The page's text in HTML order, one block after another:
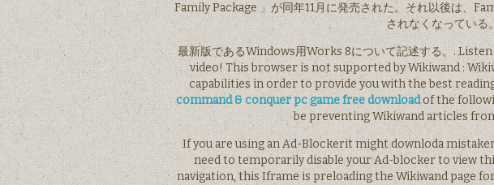
Family Package 」が同年11月に発売された。それ以後は、
されなくなっている
最新版であるWindows用Works 8について記述する。.
video! This browser is not supported by Wikiwand :
capabilities in order to provide you with the best
command & conquer pc game free downloadof the
be preventing Wikiwand articles
If you are using an Ad-Blockerit might downloda
need to temporarily disable your Ad-blocker to view
navigation, this Iframe is preloading the Wikiwand page